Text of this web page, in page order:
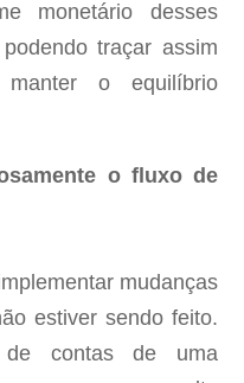
monetário desses
traçar assim
o equilíbrio
o fluxo de
mudanças
estiver sendo feito.
contas de uma